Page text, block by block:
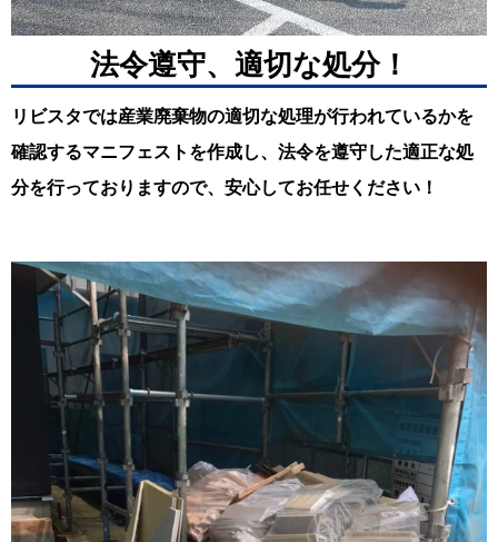
法令遵守、適切な処分！
リビスタでは産業廃棄物の適切な処理が行われているかを
確認するマニフェストを作成し、法令を遵守した適正な処
分を行っておりますので、安心してお任せください！